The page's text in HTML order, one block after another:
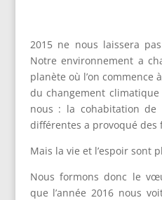
2015 ne nous laissera
Notre environnement a
planète où l’on commence
du changement
nous : la cohabitation de
différentes a provoqué des
Mais la vie et l’espoir sont
Nous formons donc le
que l’année 2016 nous